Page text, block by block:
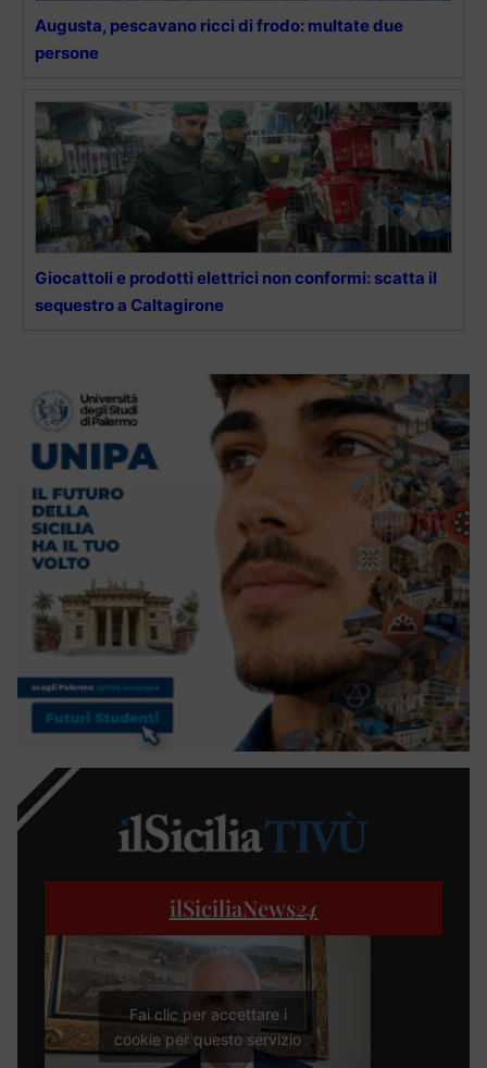
Augusta, pescavano ricci di frodo: multate due
persone
Giocattoli e prodotti elettrici non conformi: scatta il
sequestro a Caltagirone
ilSiciliaNews24
Fai clic per accettare i
cookie per questo servizio